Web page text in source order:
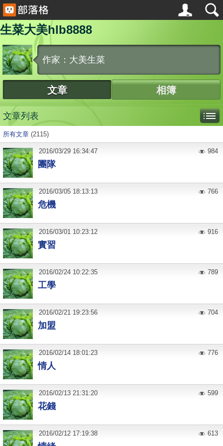
生菜大美hlb8888
作家：大美生菜
文章 相簿
文章列表
所有文章 (2115)
團隊
2016/03/29 16:34:47 984
危機
2016/03/05 18:13:13 766
實習
2016/03/01 10:23:12 916
工學
2016/02/24 10:22:35 789
加盟
2016/02/21 19:23:56 704
情人
2016/02/14 18:01:23 776
花錢
2016/02/13 21:31:20 599
2016/02/12 17:19:38 613